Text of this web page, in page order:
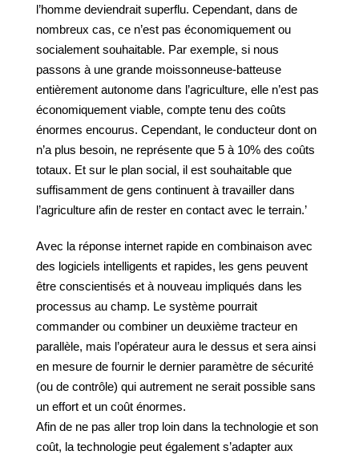
l’homme deviendrait superflu. Cependant, dans de
nombreux cas, ce n’est pas économiquement ou
socialement souhaitable. Par exemple, si nous
passons à une grande moissonneuse-batteuse
entièrement autonome dans l’agriculture, elle n’est pas
économiquement viable, compte tenu des coûts
énormes encourus. Cependant, le conducteur dont on
n’a plus besoin, ne représente que 5 à 10% des coûts
totaux. Et sur le plan social, il est souhaitable que
suffisamment de gens continuent à travailler dans
l’agriculture afin de rester en contact avec le terrain.’
Avec la réponse internet rapide en combinaison avec
des logiciels intelligents et rapides, les gens peuvent
être conscientisés et à nouveau impliqués dans les
processus au champ. Le système pourrait
commander ou combiner un deuxième tracteur en
parallèle, mais l’opérateur aura le dessus et sera ainsi
en mesure de fournir le dernier paramètre de sécurité
(ou de contrôle) qui autrement ne serait possible sans
un effort et un coût énormes.
Afin de ne pas aller trop loin dans la technologie et son
coût, la technologie peut également s’adapter aux